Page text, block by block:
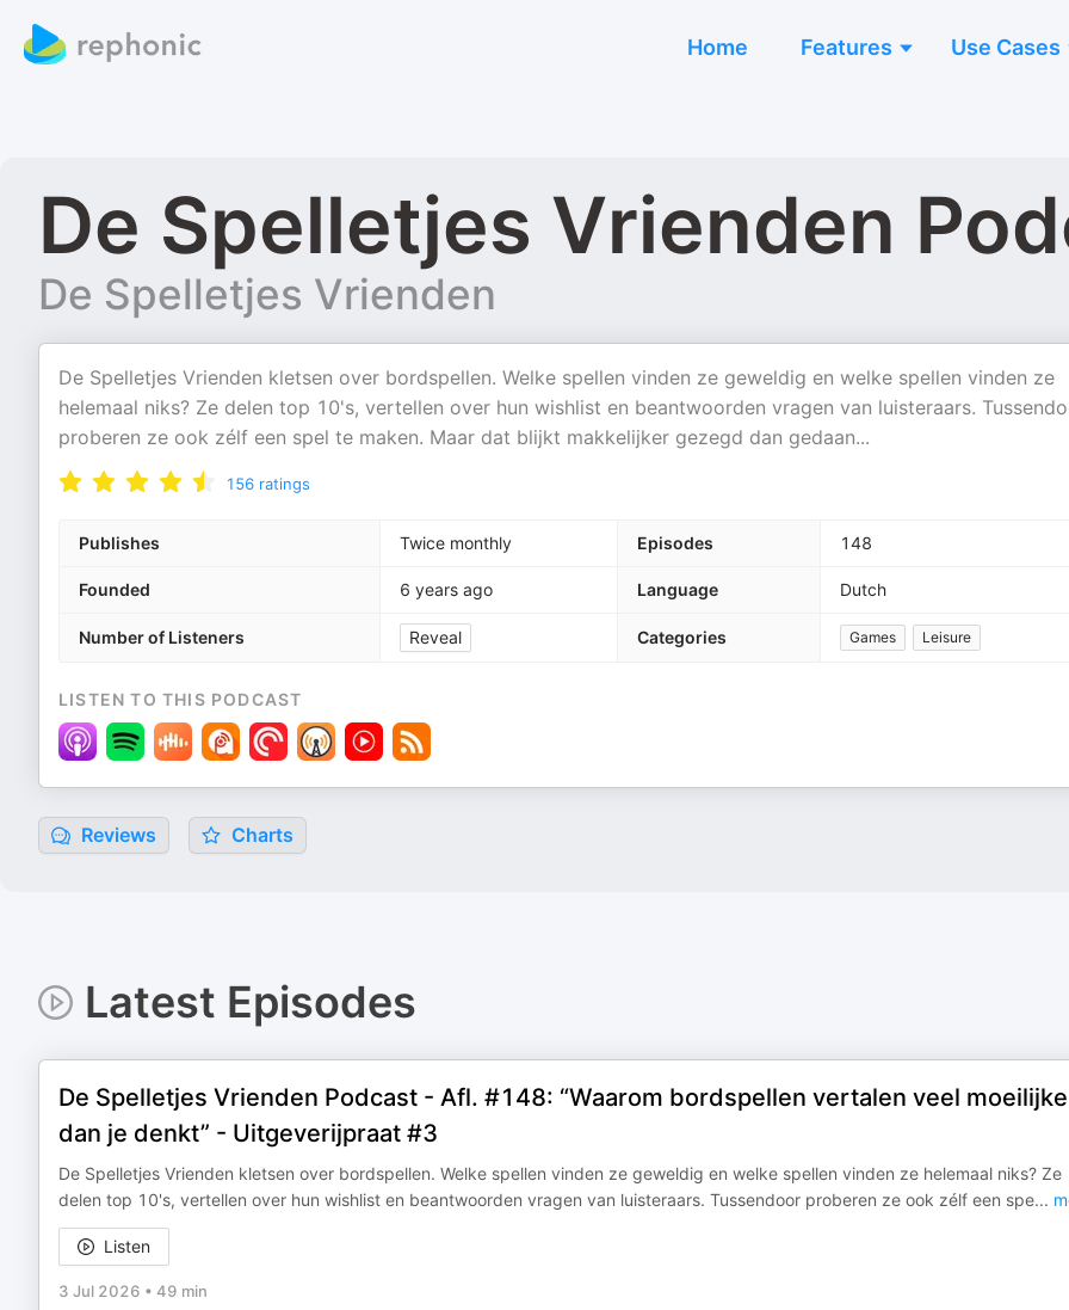
Home Features Use Cases
De Spelletjes Vrienden
De Spelletjes Vrienden
De Spelletjes Vrienden kletsen over bordspellen. Welke spellen vinden ze geweldig en welke spellen vinden ze
helemaal niks? Ze delen top 10's, vertellen over hun wishlist en beantwoorden vragen van luisteraars.
proberen ze ook zélf een spel te maken. Maar dat blijkt makkelijker gezegd dan gedaan...
156 ratings
Publishes Twice monthly Episodes 148
Founded 6 years ago Language Dutch
Number of Listeners Reveal Categories Games Leisure
LISTEN TO THIS PODCAST
Reviews Charts
Latest Episodes
De Spelletjes Vrienden Podcast - Afl. #148: “Waarom bordspellen vertalen veel
dan je denkt” - Uitgeverijpraat #3
De Spelletjes Vrienden kletsen over bordspellen. Welke spellen vinden ze geweldig en welke spellen vinden ze helemaal niks? Ze
delen top 10's, vertellen over hun wishlist en beantwoorden vragen van luisteraars. Tussendoor proberen ze ook zélf een spe...
Listen
3 Jul 2026 • 49 min